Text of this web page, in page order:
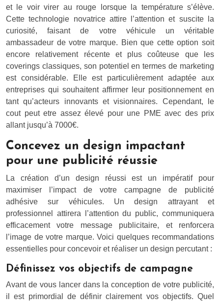
et le voir virer au rouge lorsque la température s’élève.
Cette technologie novatrice attire l’attention et suscite la
curiosité, faisant de votre véhicule un véritable
ambassadeur de votre marque. Bien que cette option soit
encore relativement récente et plus coûteuse que les
coverings classiques, son potentiel en termes de marketing
est considérable. Elle est particulièrement adaptée aux
entreprises qui souhaitent affirmer leur positionnement en
tant qu’acteurs innovants et visionnaires. Cependant, le
cout peut etre assez élevé pour une PME avec des prix
allant jusqu’à 7000€.
Concevez un design impactant
pour une publicité réussie
La création d’un design réussi est un impératif pour
maximiser l’impact de votre campagne de publicité
adhésive sur véhicules. Un design attrayant et
professionnel attirera l’attention du public, communiquera
efficacement votre message publicitaire, et renforcera
l’image de votre marque. Voici quelques recommandations
essentielles pour concevoir et réaliser un design percutant :
Définissez vos objectifs de campagne
Avant de vous lancer dans la conception de votre publicité,
il est primordial de définir clairement vos objectifs. Quel